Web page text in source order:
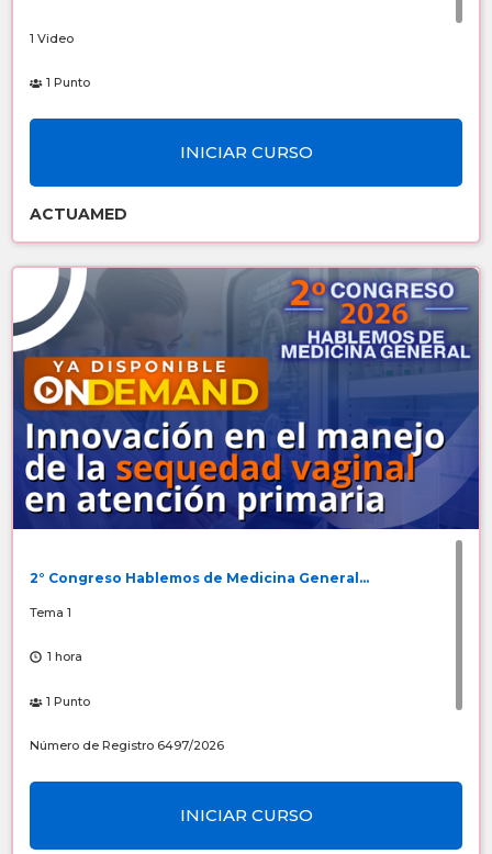
1 Video
1 Punto
Número de Registro: 6510/2026
INICIAR CURSO
ACTUAMED
2° Congreso Hablemos de Medicina General...
Tema 1
1 hora
1 Punto
Número de Registro 6497/2026
INICIAR CURSO